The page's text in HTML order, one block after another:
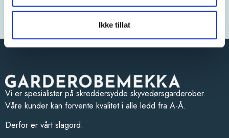
Ikke tillat
Les mer om vår prismatch* her
Vi er spesialister på skreddersydde skyvedørsgarderober.
Våre kunder kan forvente kvalitet i alle ledd fra A-Å.
Derfor er vårt slagord: